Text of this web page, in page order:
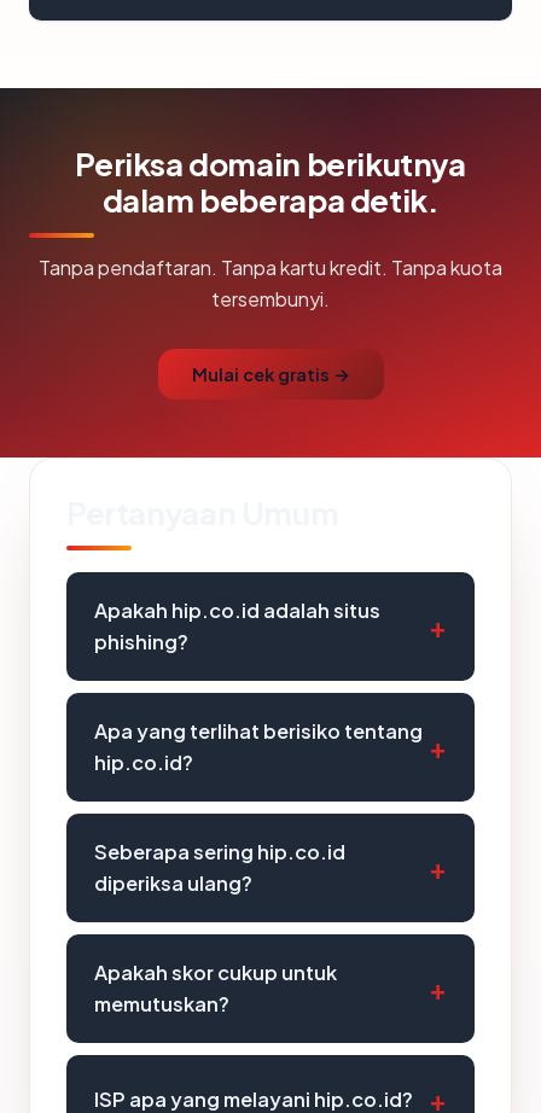
Periksa domain berikutnya
dalam beberapa detik.
Tanpa pendaftaran. Tanpa kartu kredit. Tanpa kuota
tersembunyi.
Mulai cek gratis →
Apakah hip.co.id adalah situs
phishing?
Apa yang terlihat berisiko tentang
hip.co.id?
Seberapa sering hip.co.id
diperiksa ulang?
Apakah skor cukup untuk
memutuskan?
ISP apa yang melayani hip.co.id?